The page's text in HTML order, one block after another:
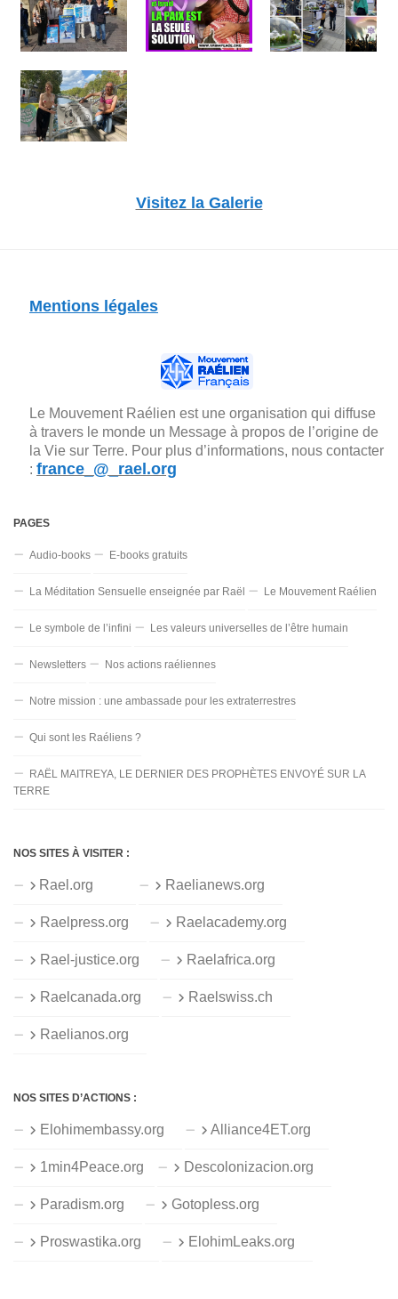
Visitez la Galerie
Mentions légales
Le Mouvement Raélien est une organisation qui diffuse
à travers le monde un Message à propos de l’origine de
la Vie sur Terre. Pour plus d’informations, nous contacter
: france_@_rael.org
PAGES
Audio-books E-books gratuits
La Méditation Sensuelle enseignée par Raël Le Mouvement Raélien
Le symbole de l’infini Les valeurs universelles de l’être humain
Newsletters Nos actions raéliennes
Notre mission : une ambassade pour les extraterrestres
Qui sont les Raéliens ?
RAËL MAITREYA, LE DERNIER DES PROPHÈTES ENVOYÉ SUR LA
TERRE
NOS SITES À VISITER :
Rael.org Raelianews.org
Raelpress.org Raelacademy.org
Rael-justice.org Raelafrica.org
Raelcanada.org Raelswiss.ch
Raelianos.org
NOS SITES D’ACTIONS :
Elohimembassy.org Alliance4ET.org
1min4Peace.org Descolonizacion.org
Paradism.org Gotopless.org
Proswastika.org ElohimLeaks.org